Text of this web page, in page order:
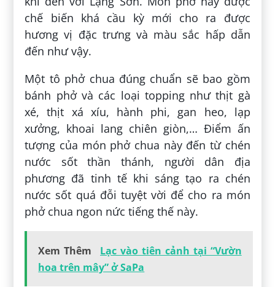
chế biến khá cầu kỳ mới cho ra được
hương vị đặc trưng và màu sắc hấp dẫn
đến như vậy.
Một tô phở chua đúng chuẩn sẽ bao gồm
bánh phở và các loại topping như thịt gà
xé, thịt xá xíu, hành phi, gan heo, lạp
xưởng, khoai lang chiên giòn,… Điểm ấn
tượng của món phở chua này đến từ chén
nước sốt thần thánh, người dân địa
phương đã tinh tế khi sáng tạo ra chén
nước sốt quá đỗi tuyệt vời để cho ra món
phở chua ngon nức tiếng thế này.
Xem Thêm
Lạc vào tiên cảnh tại “Vườn
hoa trên mây” ở SaPa